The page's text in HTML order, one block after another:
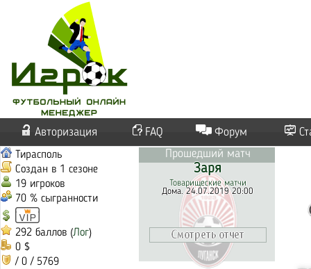
Авторизация FAQ Форум
Тирасполь
Создан в 1 сезоне
19 игроков
70 % сыгранности
292 баллов (Лог)
0 $
/ 0 / 5769
Прошедший матч
Заря
Товарищеские матчи
Дома. 24.07.2019 20:00